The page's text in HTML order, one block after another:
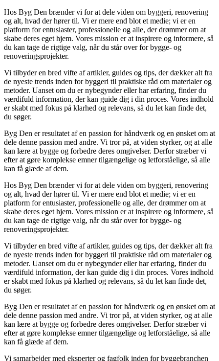
Hos Byg Den brænder vi for at dele viden om byggeri, renovering
og alt, hvad der hører til. Vi er mere end blot et medie; vi er en
platform for entusiaster, professionelle og alle, der drømmer om at
skabe deres eget hjem. Vores mission er at inspirere og informere, så
du kan tage de rigtige valg, når du står over for bygge- og
renoveringsprojekter.
Vi tilbyder en bred vifte af artikler, guides og tips, der dækker alt fra
de nyeste trends inden for byggeri til praktiske råd om materialer og
metoder. Uanset om du er nybegynder eller har erfaring, finder du
værdifuld information, der kan guide dig i din proces. Vores indhold
er skabt med fokus på klarhed og relevans, så du let kan finde det,
du søger.
Byg Den er resultatet af en passion for håndværk og en ønsket om at
dele denne passion med andre. Vi tror på, at viden styrker, og at alle
kan lære at bygge og forbedre deres omgivelser. Derfor stræber vi
efter at gøre komplekse emner tilgængelige og letforståelige, så alle
kan få glæde af dem.
Hos Byg Den brænder vi for at dele viden om byggeri, renovering
og alt, hvad der hører til. Vi er mere end blot et medie; vi er en
platform for entusiaster, professionelle og alle, der drømmer om at
skabe deres eget hjem. Vores mission er at inspirere og informere, så
du kan tage de rigtige valg, når du står over for bygge- og
renoveringsprojekter.
Vi tilbyder en bred vifte af artikler, guides og tips, der dækker alt fra
de nyeste trends inden for byggeri til praktiske råd om materialer og
metoder. Uanset om du er nybegynder eller har erfaring, finder du
værdifuld information, der kan guide dig i din proces. Vores indhold
er skabt med fokus på klarhed og relevans, så du let kan finde det,
du søger.
Byg Den er resultatet af en passion for håndværk og en ønsket om at
dele denne passion med andre. Vi tror på, at viden styrker, og at alle
kan lære at bygge og forbedre deres omgivelser. Derfor stræber vi
efter at gøre komplekse emner tilgængelige og letforståelige, så alle
kan få glæde af dem.
Vi samarbejder med eksperter og fagfolk inden for byggebranchen